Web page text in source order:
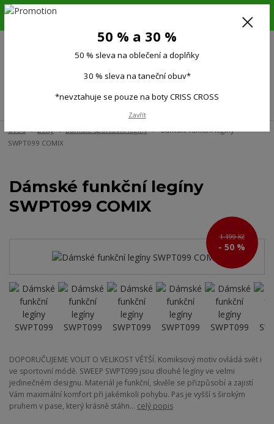
6.-16.8.26. DOVOLENÁ !!! 50 % SLEVA na všechno oblečení a doplňky !!!
(Po-Pá 9:00-15.00)
Úvod Ženy Dámské sportovní legíny
Dámské funkční legíny
SWPT099 COMIX
Dámské funkční legíny
SWPT099 COMIX
1 199 Kč
- 50 %
DOPORUČUJEME VOLIT O VELIKOST VĚTŠÍ. Komiksový motiv ovládá svět i
ve sportovní módě. SWEEP SWPT099 jsou dlouhé legíny ve velmi
jedinečném designu. Materiál je funkční, skvěle se přizpůsobí a zajistí
Vám maximální komfort při jakémkoli pohybu. Pas je vyšší s širokým
pruhem v pase, který krásně stáhn... celý popis
50 % a 30 %
50 % sleva na oblečení a doplňky
30 % sleva na taneční obuv*
*nevztahuje se pouze na boty CRISS CROSS
Zavřít